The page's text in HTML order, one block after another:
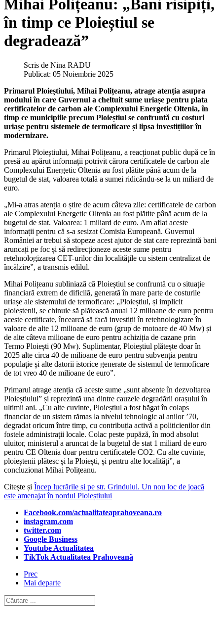
Mihai Polițeanu: „Bani risipiți,
în timp ce Ploieștiul se
degradează”
Scris de Nina RADU
Publicat: 05 Noiembrie 2025
Primarul Ploieștiului, Mihai Polițeanu, atrage atenția asupra
modului în care Guvernul a cheltuit sume uriașe pentru plata
certificatelor de carbon ale Complexului Energetic Oltenia, în
timp ce municipiile precum Ploieștiul se confruntă cu costuri
uriașe pentru sistemele de termoficare și lipsa investițiilor în
modernizare.
Primarul Ploieștiului, Mihai Polițeanu, a reacționat public după ce în
presă au apărut informații potrivit cărora certificatele de carbon ale
Complexului Energetic Oltenia au fost plătite până acum de la
bugetul de stat, valoarea totală a sumei ridicându-se la un miliard de
euro.
„Mi-a atras atenția o știre de acum câteva zile: certificatele de carbon
ale Complexului Energetic Oltenia au fost plătite până acum de la
bugetul de stat. Valoarea: 1 miliard de euro. Am aflat aceste
informații pentru că s-a sesizat Comisia Europeană. Guvernul
României ar trebui să stopeze acest ajutor de stat care reprezintă bani
aruncați pe foc și să redirecționeze aceste sume pentru
retehnologizarea CET-urilor din localitățile cu sistem centralizat de
încălzire”, a transmis edilul.
Mihai Polițeanu subliniază că Ploieștiul se confruntă cu o situație
financiară extrem de dificilă, generată în mare parte de costurile
uriașe ale sistemului de termoficare: „Ploieștiul, și implicit
ploieștenii, se chinuie să plătească anual 12 milioane de euro pentru
aceste certificate, încearcă să facă investiții în retehnologizare în
valoare de alte 12 milioane de euro (grup de motoare de 40 Mw) și
de alte câteva milioane de euro pentru achiziția de cazane prin
Termo Ploiești (90 Mw). Suplimentar, Ploieștiul plătește doar în
2025 alte circa 40 de milioane de euro pentru subvenția pentru
populație și alte datorii istorice generate de sistemul de termoficare
de tot vreo 40 de milioane de euro”.
Primarul atrage atenția că aceste sume „sunt absente în dezvoltarea
Ploieștiului” și reprezintă una dintre cauzele degradării orașului în
ultimii ani. „Cu alte cuvinte, Ploieștiul a fost băgat în colaps
financiar de un sistem rămas la nivelul tehnologic al anilor ’70,
degradat oricum între timp, cu contribuția activă a politicienilor din
fostele administrații locale. Colac peste pupăză, în mod absolut
uluitor, ministerul a aruncat de la bugetul de stat 1 miliard de euro
pentru CE Oltenia doar pentru certificatele CO2. Cu alte cuvinte,
ploieștenii plătesc și la Ploiești, și pentru alte localități”, a
concluzionat Mihai Polițeanu.
Citește și Încep lucrările și pe str. Grindului. Un nou loc de joacă
este amenajat în nordul Ploieștiului
Facebook.com/actualitateaprahoveana.ro
instagram.com
twitter.com
Google Business
Youtube Actualitatea
TikTok Actualitatea Prahoveană
Prec
Mai departe